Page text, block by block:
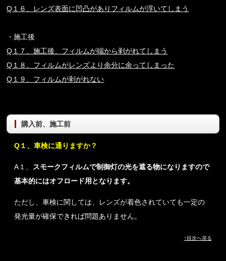
Q１６、レンズ表面に凹凸がありフィルムが浮いてしまう
・施工後
Q１７、施工後、フィルムが端から剥がれてしまう
Q１８、フィルムがレンズより余分に余ってしまった
Q１９、フィルムが剥がれない
購入前、施工前
Q１、車検に通りますか？
A１、 スモークフィルムで制御灯の光を遮る物になりますので
基本的にはオフロード用となります。
ただし、車検に関しては、レンズが着色されていても一定の
発光量が確保できれば問題ありません。
↑目次へ戻る